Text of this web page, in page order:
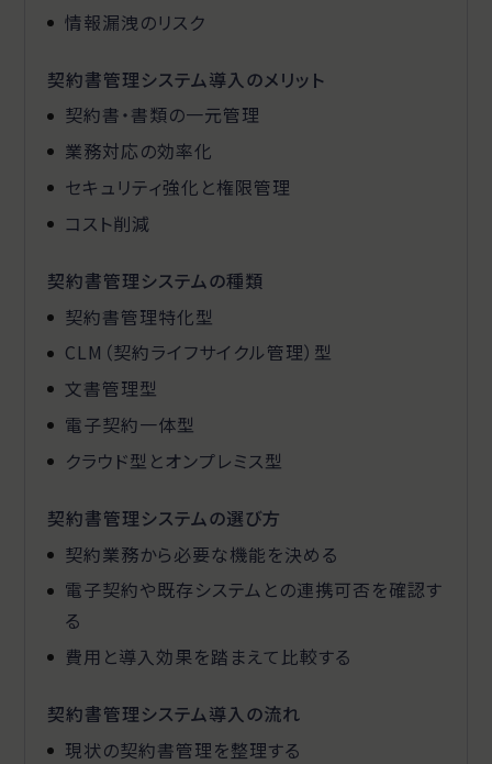
情報漏洩のリスク
契約書管理システム導入のメリット
契約書・書類の一元管理
業務対応の効率化
セキュリティ強化と権限管理
コスト削減
契約書管理システムの種類
契約書管理特化型
CLM（契約ライフサイクル管理）型
文書管理型
電子契約一体型
クラウド型とオンプレミス型
契約書管理システムの選び方
契約業務から必要な機能を決める
電子契約や既存システムとの連携可否を確認す
る
費用と導入効果を踏まえて比較する
契約書管理システム導入の流れ
現状の契約書管理を整理する